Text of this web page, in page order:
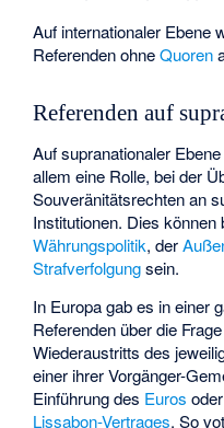
Auf internationaler Ebene
Referenden ohneQuoren
Referenden auf
Auf supranationaler
allem eine Rolle, bei der
Souveränitätsrechten an
Institutionen. Dies können
Währungspolitik, der
Strafverfolgungsein.
In Europa gab es in einer
Referenden über die
Wiederaustritts des
einer ihrer Vorgänger-
Einführung des Euros
Lissabon-Vertrages. So